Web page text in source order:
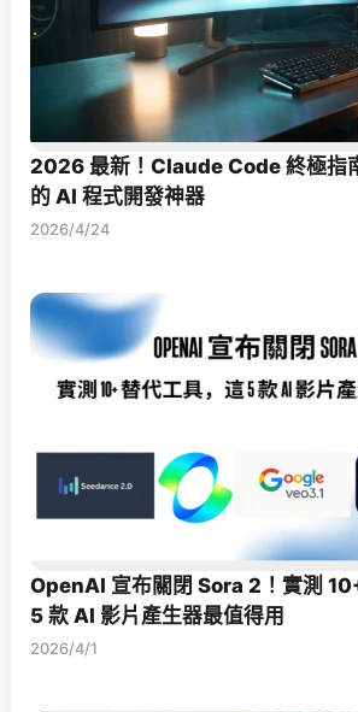
2026 最新！Claude Code 終極指
的 AI 程式開發神器
2026/4/24
OpenAI 宣布關閉 Sora 2！實測
5 款 AI 影片產生器最值得用
2026/4/1